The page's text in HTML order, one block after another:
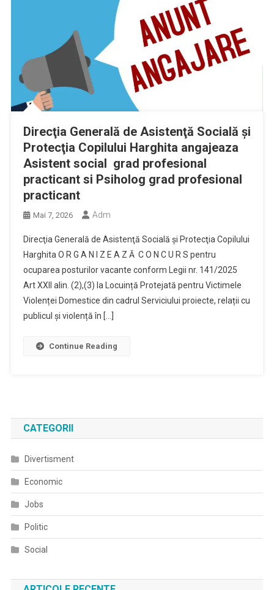
Direcţia Generală de Asistenţă Socială şi
Protecţia Copilului Harghita angajeaza
Asistent social grad profesional
practicant si Psiholog grad profesional
practicant
Mai 7, 2026 Adm
Direcţia Generală de Asistenţă Socială şi Protecţia Copilului
Harghita O R G A N I Z E A Z Ă C O N C U R S pentru
ocuparea posturilor vacante conform Legii nr. 141/2025
Art XXII alin. (2),(3) la Locuință Protejată pentru Victimele
Violenței Domestice din cadrul Serviciului proiecte, relații cu
publicul și violență în […]
Continue Reading
CATEGORII
Divertisment
Economic
Jobs
Politic
Social